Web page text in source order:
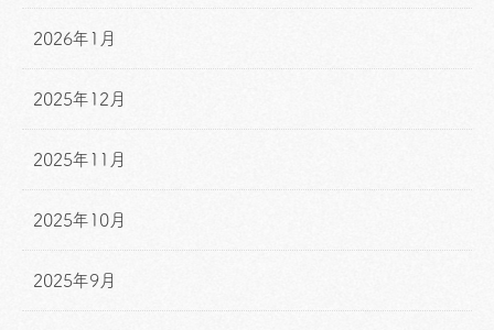
2026年1月
2025年12月
2025年11月
2025年10月
2025年9月